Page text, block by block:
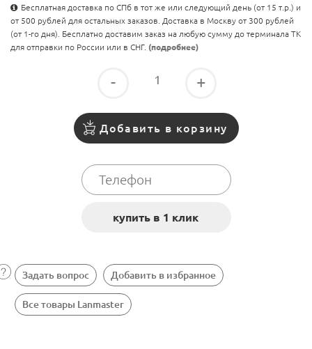
Бесплатная доставка по СПб в тот же или следующий день (от 15 т.р.) и
от 500 рублей для остальных заказов. Доставка в Москву от 300 рублей
(от 1-го дня). Бесплатно доставим заказ на любую сумму до терминала ТК
для отправки по России или в СНГ. (подробнее)
- +
Добавить в корзину
Задать вопрос Добавить в избранное
Все товары Lanmaster